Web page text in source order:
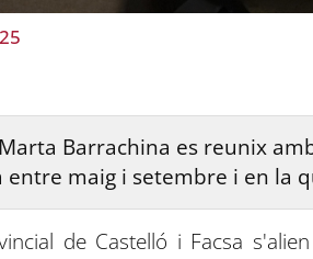
Barrachina es reunix
entre maig i setembre i en la
de Castelló i Facsa